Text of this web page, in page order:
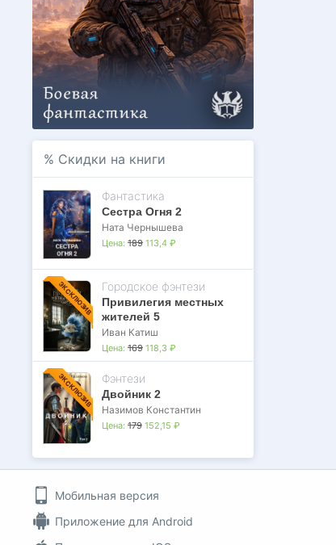
% Скидки на книги
Фантастика
Сестра Огня 2
Ната Чернышева
Цена: 189 113,4 ₽
ЭКСКЛЮЗИВ Городское фэнтези
Привилегия местных
жителей 5
Иван Катиш
Цена: 169 118,3 ₽
ЭКСКЛЮЗИВ Фэнтези
Двойник 2
Назимов Константин
Цена: 179 152,15 ₽
Мобильная версия
Приложение для Android